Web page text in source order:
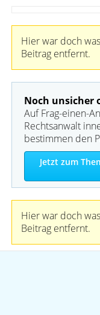
Hier war doch
Beitrag entfernt.
Noch unsicher
Auf Frag-einen-
Rechtsanwalt
bestimmen den
Jetzt zum
Hier war doch
Beitrag entfernt.